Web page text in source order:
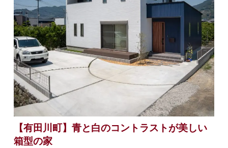
【有田川町】青と白のコントラストが美しい
箱型の家